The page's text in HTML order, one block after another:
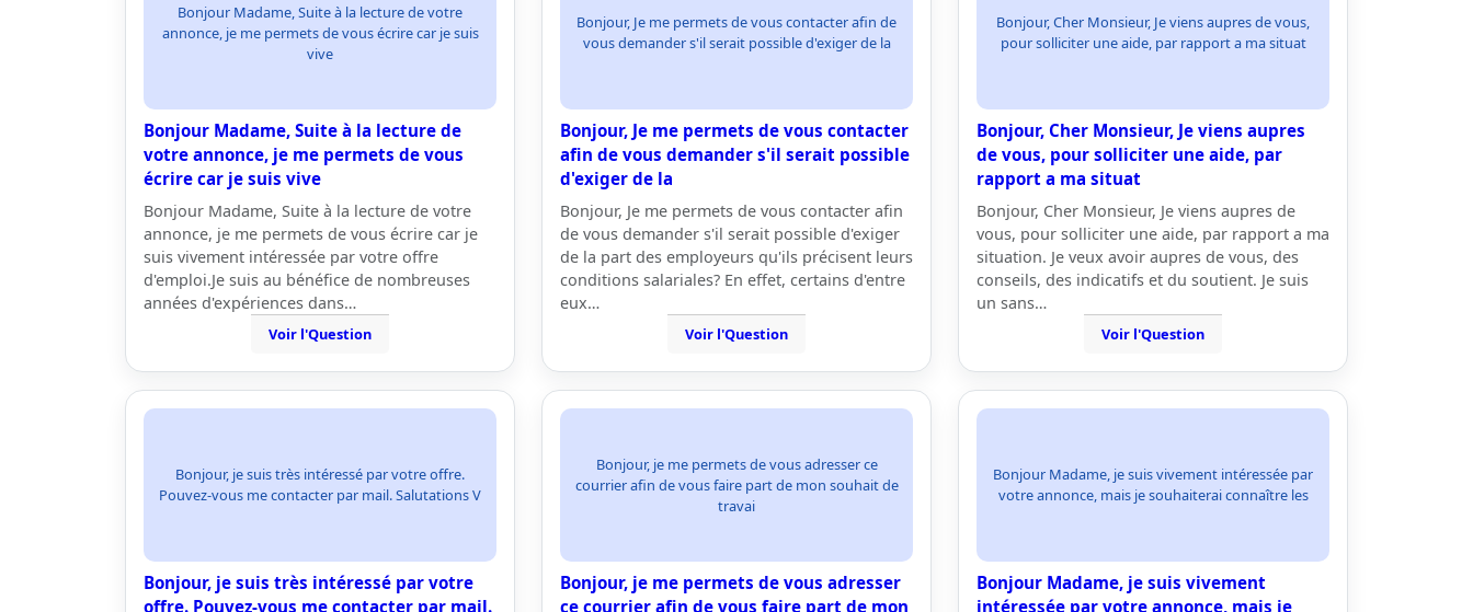
Bonjour Madame, Suite à la lecture de votre
annonce, je me permets de vous écrire car je suis
vive
Bonjour Madame, Suite à la lecture de
votre annonce, je me permets de vous
écrire car je suis vive
Bonjour Madame, Suite à la lecture de votre
annonce, je me permets de vous écrire car je
suis vivement intéressée par votre offre
d'emploi.Je suis au bénéfice de nombreuses
années d'expériences dans…
Voir l'Question
Bonjour, Je me permets de vous contacter afin de
vous demander s'il serait possible d'exiger de la
Bonjour, Je me permets de vous contacter
afin de vous demander s'il serait possible
d'exiger de la
Bonjour, Je me permets de vous contacter afin
de vous demander s'il serait possible d'exiger
de la part des employeurs qu'ils précisent leurs
conditions salariales? En effet, certains d'entre
eux…
Voir l'Question
Bonjour, Cher Monsieur, Je viens aupres de vous,
pour solliciter une aide, par rapport a ma situat
Bonjour, Cher Monsieur, Je viens aupres
de vous, pour solliciter une aide, par
rapport a ma situat
Bonjour, Cher Monsieur, Je viens aupres de
vous, pour solliciter une aide, par rapport a ma
situation. Je veux avoir aupres de vous, des
conseils, des indicatifs et du soutient. Je suis
un sans…
Voir l'Question
Bonjour, je suis très intéressé par votre offre.
Pouvez-vous me contacter par mail. Salutations V
Bonjour, je suis très intéressé par votre
offre. Pouvez-vous me contacter par mail.
Bonjour, je me permets de vous adresser ce
courrier afin de vous faire part de mon souhait de
travai
Bonjour, je me permets de vous adresser
ce courrier afin de vous faire part de mon
Bonjour Madame, je suis vivement intéressée par
votre annonce, mais je souhaiterai connaître les
Bonjour Madame, je suis vivement
intéressée par votre annonce, mais je